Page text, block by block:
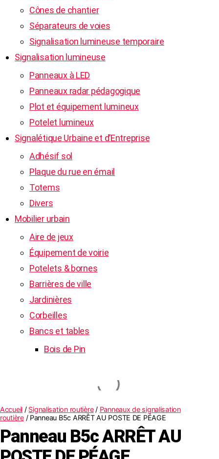
Cônes de chantier
Séparateurs de voies
Signalisation lumineuse temporaire
Signalisation lumineuse
Panneaux à LED
Panneaux radar pédagogique
Plot et équipement lumineux
Potelet lumineux
Signalétique Urbaine et d’Entreprise
Adhésif sol
Plaque du rue en émail
Totems
Divers
Mobilier urbain
Aire de jeux
Équipement de voirie
Potelets & bornes
Barrières de ville
Jardinières
Corbeilles
Bancs et tables
Bois de Pin
Accueil / Signalisation routière/ Panneaux de signalisation
routière/ Panneau B5c ARRÊT AU POSTE DE PÉAGE
Panneau B5c ARRÊT AU